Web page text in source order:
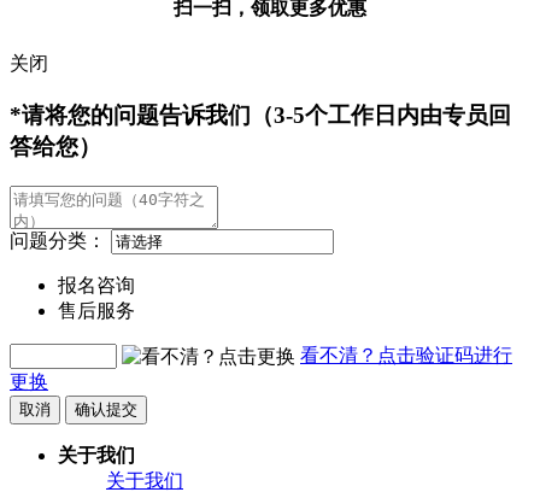
扫一扫，领取更多优惠
关闭
*请将您的问题告诉我们（3-5个工作日内由专员回
答给您）
问题分类：
报名咨询
售后服务
看不清？点击验证码进行
更换
取消 确认提交
关于我们
关于我们